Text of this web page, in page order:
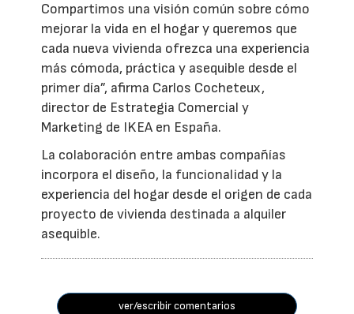
Compartimos una visión común sobre cómo
mejorar la vida en el hogar y queremos que
cada nueva vivienda ofrezca una experiencia
más cómoda, práctica y asequible desde el
primer día”, afirma Carlos Cocheteux,
director de Estrategia Comercial y
Marketing de IKEA en España.
La colaboración entre ambas compañías
incorpora el diseño, la funcionalidad y la
experiencia del hogar desde el origen de cada
proyecto de vivienda destinada a alquiler
asequible.
ver/escribir comentarios